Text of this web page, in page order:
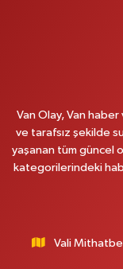
HEKİM HASTANESİ ACİL
MAHMUDİYE
0 (531) 621 69 65
Onay Eczanesi
Yenı Derman
Van Olay, Van haber
ve tarafsız şekilde
yaşanan tüm güncel
kategorilerindeki
Vali